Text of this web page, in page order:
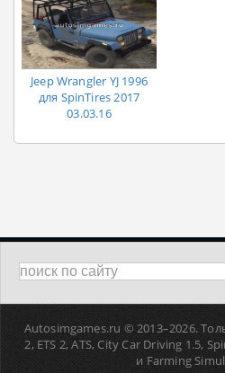
Jeep Wrangler YJ 1996
для SpinTires 2017
03.03.16
Autosimgames.ru © 2013–2026.
2, ETS 2, ATS, Сity Car Driving 1.5,
и Farming